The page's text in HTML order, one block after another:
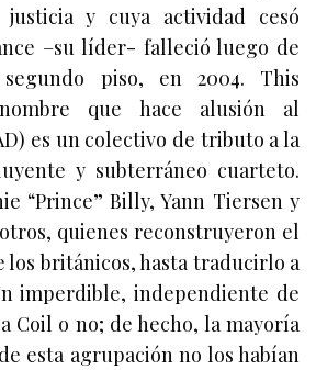
y cuya actividad cesó
–su líder- falleció luego de
piso, en 2004. This
que hace alusión al
es un colectivo de tributo a la
y subterráneo cuarteto.
“Prince” Billy, Yann Tiersen y
quienes reconstruyeron el
los británicos, hasta traducirlo a
imperdible, independiente de
Coil o no; de hecho, la mayoría
esta agrupación no los habían